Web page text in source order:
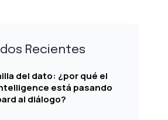
Recientes
del dato: ¿por qué el
está pasando
al diálogo?